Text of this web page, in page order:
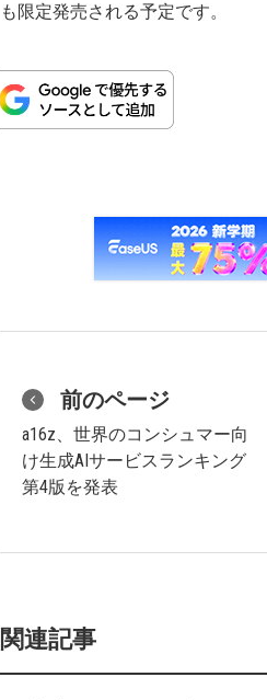
も限定発売される予定です。
前のページ
a16z、世界のコンシュマー向
け生成AIサービスランキング
第4版を発表
関連記事